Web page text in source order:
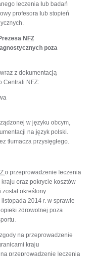
leczenia lub badań
profesora lub stopień
NFZ
poza
z dokumentacją
Centrali NFZ:
w języku obcym,
na język polski.
tłumacza przysięgłego.
o przeprowadzenie leczenia
oraz pokrycie kosztów
określony
2014 r. w sprawie
zdrowotnej poza
na przeprowadzenie
kraju
przeprowadzenie leczenia